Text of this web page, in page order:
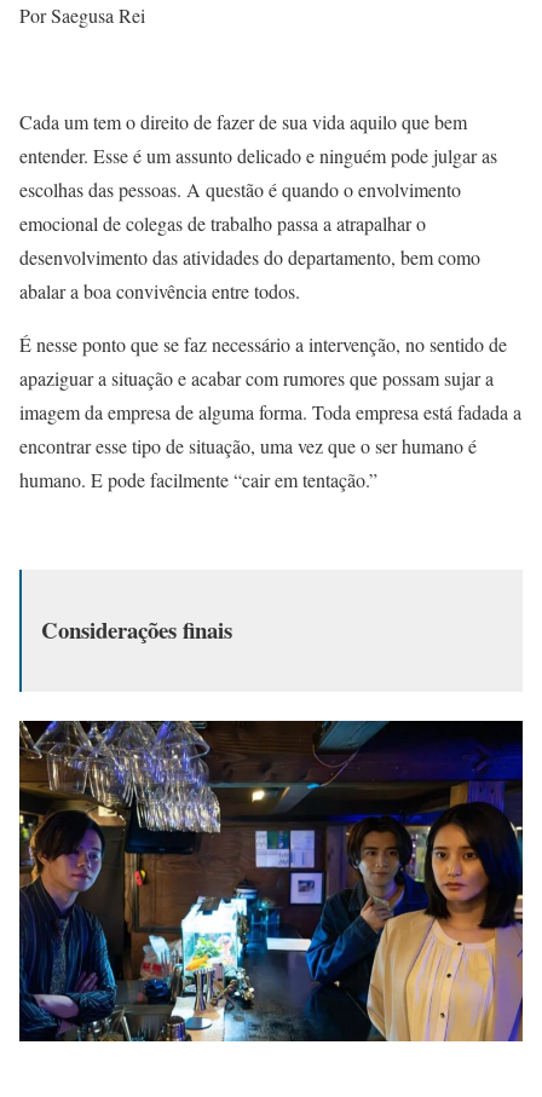
Por Saegusa Rei
Cada um tem o direito de fazer de sua vida aquilo que bem
entender. Esse é um assunto delicado e ninguém pode julgar as
escolhas das pessoas. A questão é quando o envolvimento
emocional de colegas de trabalho passa a atrapalhar o
desenvolvimento das atividades do departamento, bem como
abalar a boa convivência entre todos.
É nesse ponto que se faz necessário a intervenção, no sentido de
apaziguar a situação e acabar com rumores que possam sujar a
imagem da empresa de alguma forma. Toda empresa está fadada a
encontrar esse tipo de situação, uma vez que o ser humano é
humano. E pode facilmente “cair em tentação.”
Considerações finais